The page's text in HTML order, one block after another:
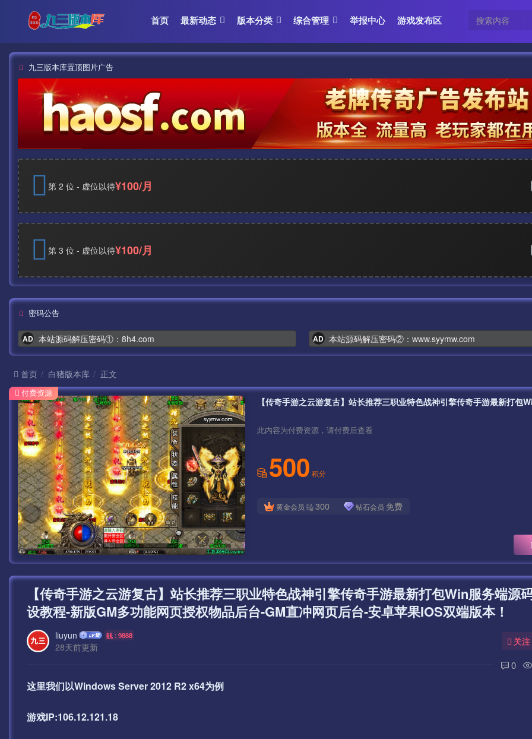
首页 最新动态 版本分类 综合管理 举报中心 游戏发布区
九三版本库置顶图片广告
第 2 位 - 虚位以待¥100/月
第 3 位 - 虚位以待¥100/月
密码公告
AD 本站源码解压密码①：8h4.com AD 本站源码解压密码②：www.syymw.com
首页 白猪版本库 正文
此内容为付费资源，请付费后查看
500 积分
黄金会员 300 钻石会员 免费
付费资源
【传奇手游之云游复古】站长推荐三职业特色战神引擎传奇手游最新打包Win服务端源
设教程-新版GM多功能网页授权物品后台-GM直冲网页后台-安卓苹果IOS双端版本！
liuyun 靓 : 9888
28天前更新 关注
0
这里我们以Windows Server 2012 R2 x64为例
游戏IP:106.12.121.18